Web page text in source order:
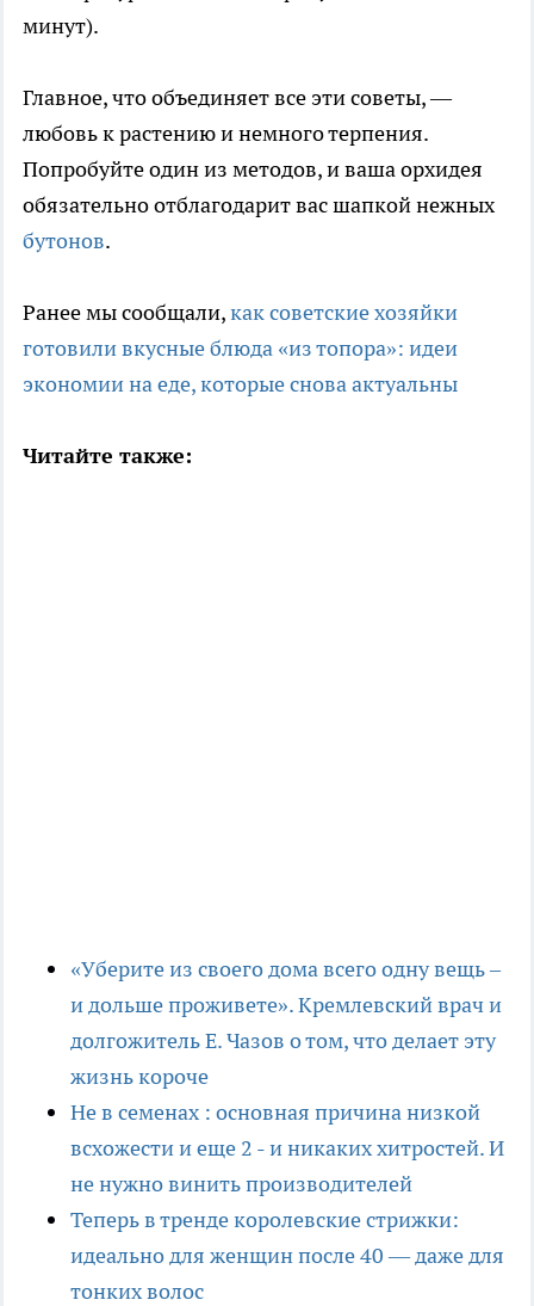
минут).
Главное, что объединяет все эти советы, —
любовь к растению и немного терпения.
Попробуйте один из методов, и ваша орхидея
обязательно отблагодарит вас шапкой нежных
бутонов.
Ранее мы сообщали,как советские хозяйки
готовили вкусные блюда «из топора»: идеи
экономии на еде, которые снова актуальны
Читайте также:
«Уберите из своего дома всего одну вещь –
и дольше проживете». Кремлевский врач и
долгожитель Е. Чазов о том, что делает эту
жизнь короче
Не в семенах : основная причина низкой
всхожести и еще 2 - и никаких хитростей. И
не нужно винить производителей
Теперь в тренде королевские стрижки:
идеально для женщин после 40 — даже для
тонких волос